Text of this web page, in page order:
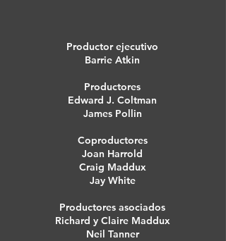
Productor ejecutivo
Barrie Atkin
Productores
Edward J. Coltman
James Pollin
Coproductores
Joan Harrold
Craig Maddux
Jay White
Productores asociados
Richard y Claire Maddux
Neil Tanner